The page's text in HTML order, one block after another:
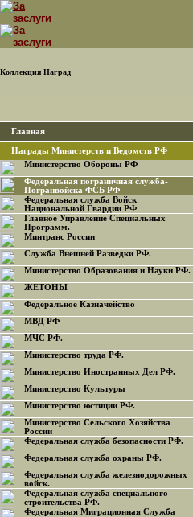
Коллекция Наград
Главная
Награды Министерств и Ведомств РФ
Министерство Обороны РФ
Федеральная пограничная служба-
Погранвойска ФСБ РФ
Федеральная служба Войск
Национальной Гвардии РФ
Главное Управление Специальных
Программ.
Минтранс России
Служба Внешней Разведки РФ.
Министерство Образования и Науки РФ.
ЖЕТОНЫ
Федеральное Казначейство
МВД РФ
МЧС РФ.
Министерство труда РФ.
Министерство Иностранных Дел РФ.
Министерство Культуры
Министерство юстиции РФ.
Министерство Сельского Хозяйства
России
Федеральная служба безопасности РФ.
Федеральная служба охраны РФ.
Федеральная служба железнодорожных
войск.
Федеральная служба специального
строительства РФ.
Федеральная Миграционная Служба